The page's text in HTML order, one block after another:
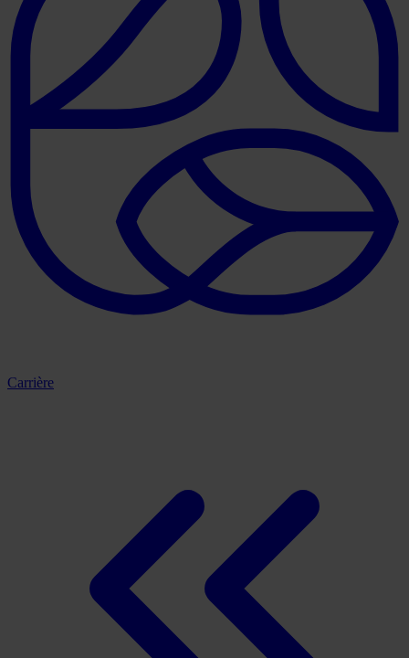
Carrière